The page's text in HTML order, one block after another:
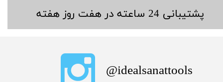
​پشتیبانی 24 ساعته در هفت روز هفته
​idealsanattools@